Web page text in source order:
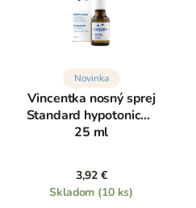
Novinka
Vincentka nosný sprej
Standard hypotonický,
25 ml
3,92 €
Skladom (10 ks)